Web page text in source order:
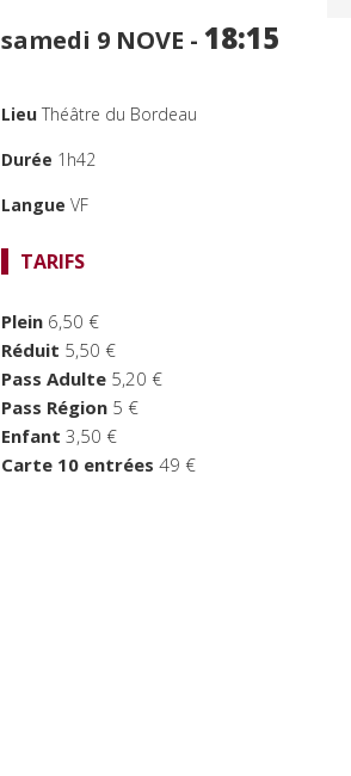
samedi 9 NOVE - 18:15
Lieu Théâtre du Bordeau
Durée 1h42
Langue VF
TARIFS
Plein 6,50 €
Réduit 5,50 €
Pass Adulte 5,20 €
Pass Région 5 €
Enfant 3,50 €
Carte 10 entrées 49 €